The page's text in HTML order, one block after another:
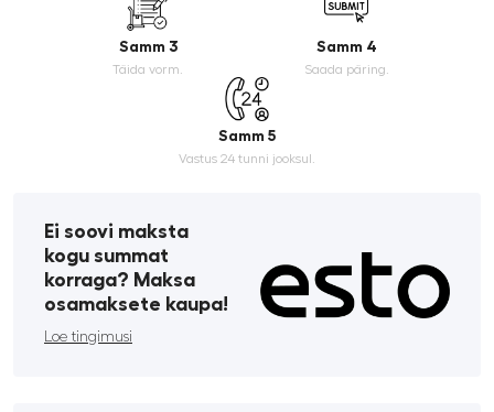
Samm 3
Täida vorm.
Samm 4
Saada päring.
Samm 5
Vastus 24 tunni jooksul.
Ei soovi maksta
kogu summat
korraga? Maksa
osamaksete kaupa!
Loe tingimusi